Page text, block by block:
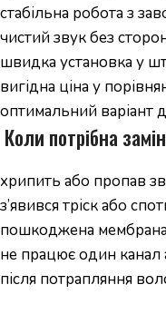
стабільна робота з
чистий звук без
швидка установка у
вигідна ціна у
оптимальний варіант
Коли потрібна
хрипить або пропав
з’явився тріск або
пошкоджена
не працює один канал
після потрапляння